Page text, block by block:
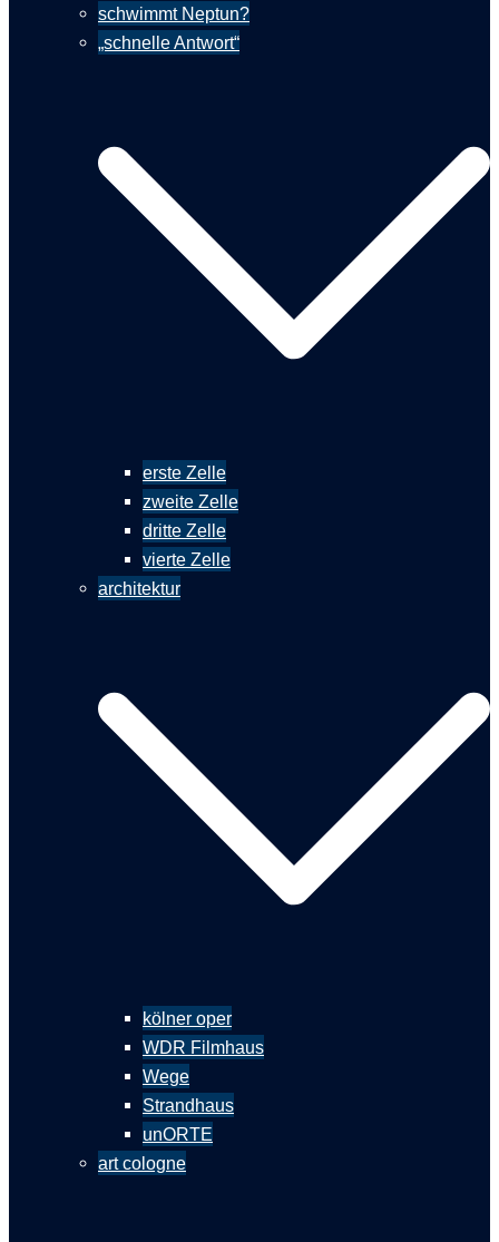
schwimmt Neptun?
„schnelle Antwort“
erste Zelle
zweite Zelle
dritte Zelle
vierte Zelle
architektur
kölner oper
WDR Filmhaus
Wege
Strandhaus
unORTE
art cologne